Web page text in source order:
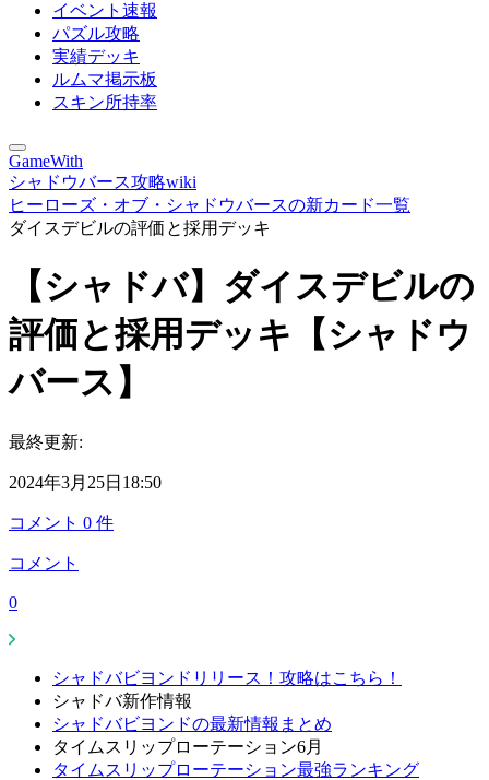
イベント速報
パズル攻略
実績デッキ
ルムマ掲示板
スキン所持率
GameWith
シャドウバース攻略wiki
ヒーローズ・オブ・シャドウバースの新カード一覧
ダイスデビルの評価と採用デッキ
【シャドバ】ダイスデビルの
評価と採用デッキ【シャドウ
バース】
最終更新:
2024年3月25日18:50
コメント 0 件
コメント
0
シャドバビヨンドリリース！攻略はこちら！
シャドバ新作情報
シャドバビヨンドの最新情報まとめ
タイムスリップローテーション6月
タイムスリップローテーション最強ランキング